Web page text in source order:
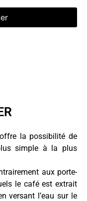
offre la possibilité de
simple à la plus
aux porte-
le café est extrait
versant l’eau sur le